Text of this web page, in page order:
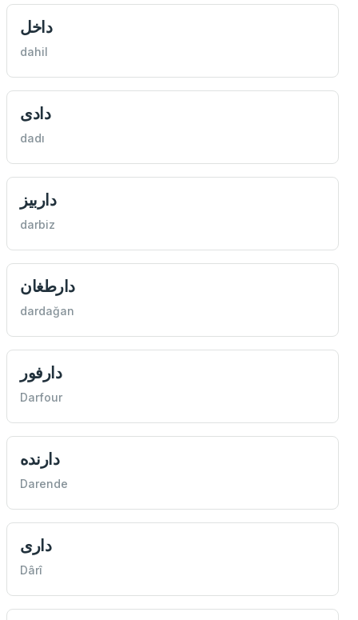
داخل
dahil
دادی
dadı
داربيز
darbiz
دارطغان
dardağan
دارفور
Darfour
دارنده
Darende
داری
Dârî